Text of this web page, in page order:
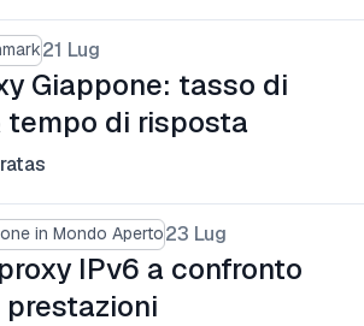
21 Lug
Giappone: tasso di
tempo di risposta
in Mondo Aperto23 Lug
IPv6 a confronto
prestazioni